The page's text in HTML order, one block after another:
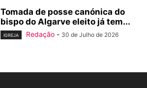
Tomada de posse canónica do
bispo do Algarve eleito já tem...
IGREJA Redação - 30 de Julho de 2026